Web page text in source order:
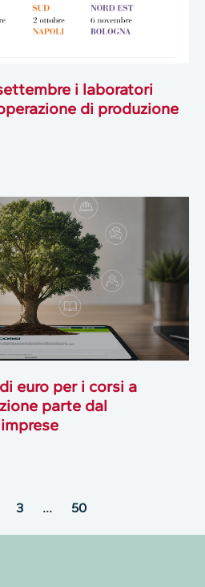
i laboratori
di produzione
euro per i corsi a
parte dal
3 … 50